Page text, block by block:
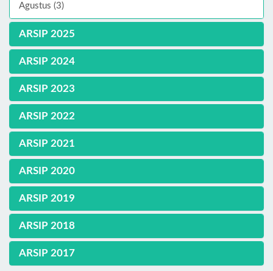
Agustus (3)
ARSIP 2025
ARSIP 2024
ARSIP 2023
ARSIP 2022
ARSIP 2021
ARSIP 2020
ARSIP 2019
ARSIP 2018
ARSIP 2017